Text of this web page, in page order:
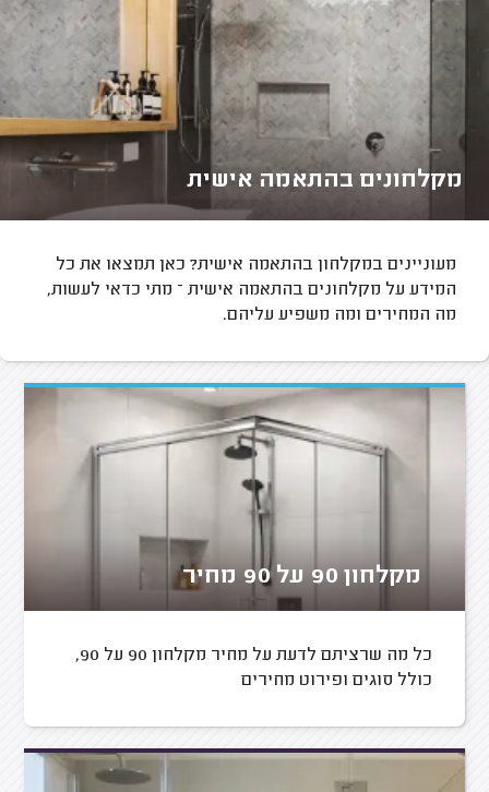
מקלחונים בהתאמה אישית
מעוניינים במקלחון בהתאמה אישית? כאן תמצאו את כל
המידע על מקלחונים בהתאמה אישית – מתי כדאי לעשות,
מה המחירים ומה משפיע עליהם.
מקלחון 90 על 90 מחיר
כל מה שרציתם לדעת על מחיר מקלחון 90 על 90,
כולל סוגים ופירוט מחירים